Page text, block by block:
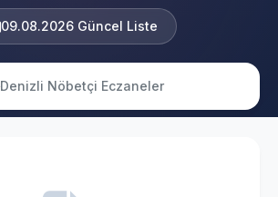
09.08.2026 Güncel Liste
Denizli Nöbetçi Eczaneler